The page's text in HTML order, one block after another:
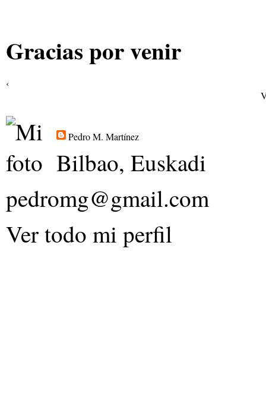
Gracias por venir
‹
Pedro M. Martínez
Bilbao, Euskadi
pedromg@gmail.com
Ver todo mi perfil